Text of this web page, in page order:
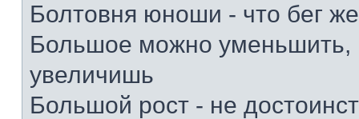
Болтовня юноши - что бег
Большое можно уменьшить,
увеличишь
Большой рост - не